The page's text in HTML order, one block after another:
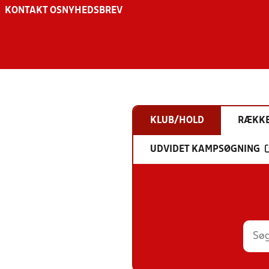
KONTAKT OS NYHEDSBREV
KLUB/HOLD
UDVIDET KAMPSØGNING